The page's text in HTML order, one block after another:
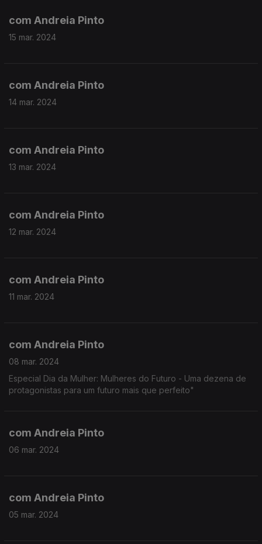
com Andreia Pinto
15 mar. 2024
com Andreia Pinto
14 mar. 2024
com Andreia Pinto
13 mar. 2024
com Andreia Pinto
12 mar. 2024
com Andreia Pinto
11 mar. 2024
com Andreia Pinto
08 mar. 2024
Especial Dia da Mulher: Mulheres do Futuro - Uma dezena de
protagonistas para um futuro mais que perfeito"
com Andreia Pinto
06 mar. 2024
com Andreia Pinto
05 mar. 2024